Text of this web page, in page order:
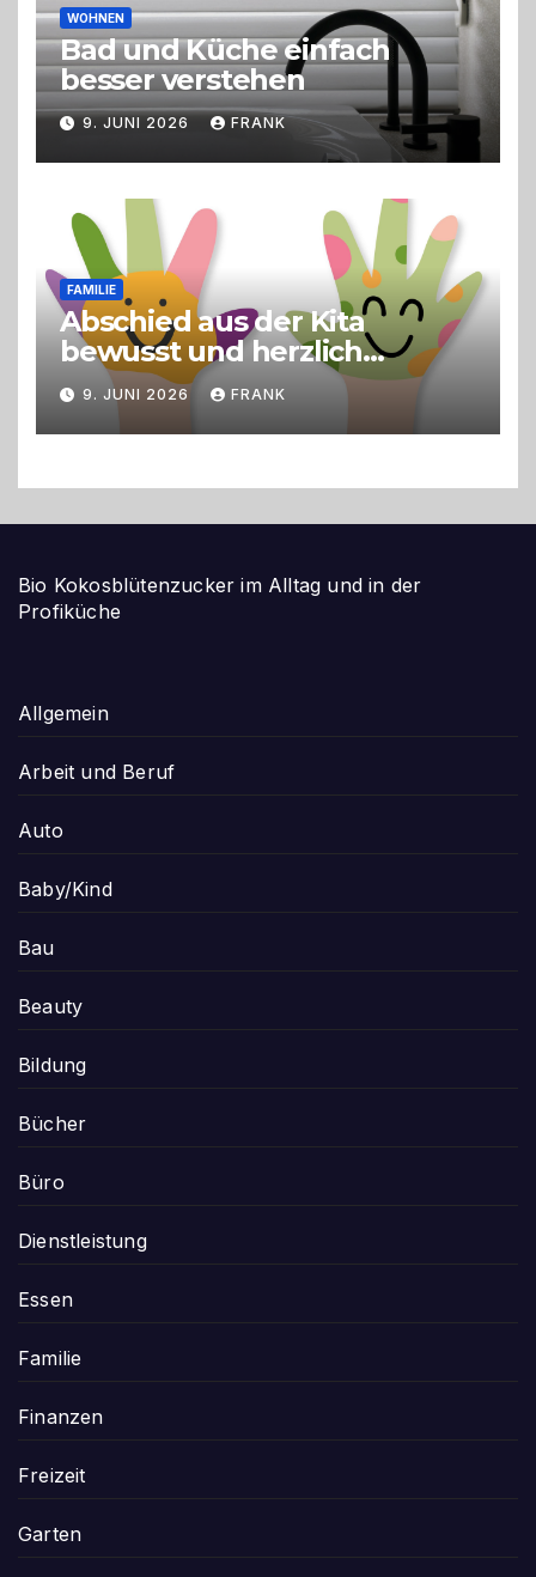
WOHNEN
Bad und Küche einfach
besser verstehen
9. JUNI 2026 FRANK
FAMILIE
Abschied aus der Kita
bewusst und herzlich
gestalten
9. JUNI 2026 FRANK
Bio Kokosblütenzucker im Alltag und in der
Profiküche
Allgemein
Arbeit und Beruf
Auto
Baby/Kind
Bau
Beauty
Bildung
Bücher
Büro
Dienstleistung
Essen
Familie
Finanzen
Freizeit
Garten